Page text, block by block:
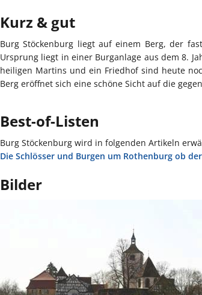
Kurz & gut
Burg Stöckenburg liegt auf einem Berg, der
Ursprung liegt in einer Burganlage aus dem 8.
heiligen Martins und ein Friedhof sind heute
Berg eröffnet sich eine schöne Sicht auf die
Best-of-Listen
Burg Stöckenburg wird in folgenden Artikeln
Die Schlösser und Burgen um Rothenburg ob
Bilder